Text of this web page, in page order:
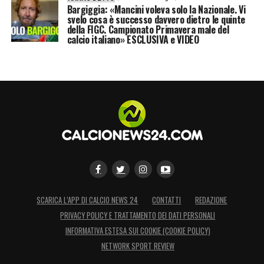
LA PLAYLIST DELLE NOSTRE TOP NEWS
Bargiggia: «Mancini voleva solo la Nazionale. Vi
svelo cosa è successo davvero dietro le quinte
della FIGC. Campionato Primavera male del
calcio italiano» ESCLUSIVA e VIDEO
SCARICA L’APP DI CALCIO NEWS 24 CONTATTI
REDAZIONE
PRIVACY POLICY E TRATTAMENTO DEI DATI PERSONALI
INFORMATIVA ESTESA SUI COOKIE (COOKIE POLICY)
NETWORK SPORT REVIEW